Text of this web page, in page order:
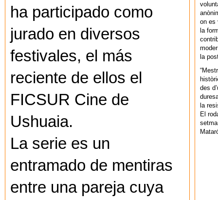
ha participado como
jurado en diversos
festivales, el más
reciente de ellos el
FICSUR Cine de
Ushuaia.
La serie es un
entramado de mentiras
entre una pareja cuya
on es
la
la
des
la
El